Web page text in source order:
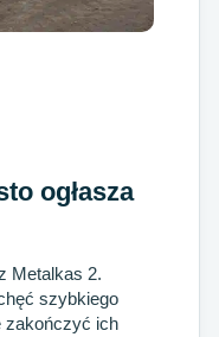
ogłasza
Metalkas 2.
szybkiego
zakończyć ich